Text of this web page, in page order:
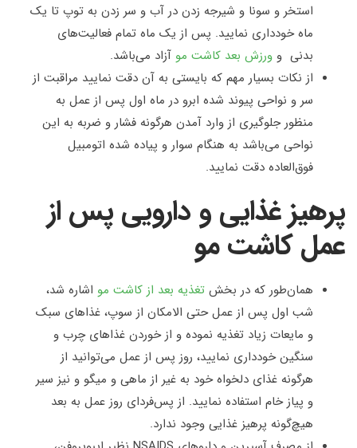
استخر و سونا و شیرجه زدن در آب و سر زدن به توپ تا یک
ماه خودداری نمایید. پس از یک ماه تمام فعالیت‌های
بدنی و ورزش بعد کاشت مو آزاد می‌باشد.
از نکات بسیار مهم که بایستی به آن دقت نمایید مراقبت از
سر و نواحی پیوند شده ابرو در ماه اول پس از عمل به
منظور جلوگیری از وارد آمدن هرگونه فشار و ضربه به این
نواحی می‌باشد به هنگام سوار و پیاده شده اتومبیل
فوق‌العاده دقت نمایید.
پرهیز غذایی و دارویی پس از
عمل کاشت مو
همان‌طور که در بخش تغذیه بعد از کاشت مو اشاره شد،
شب اول پس از عمل حتی الامکان از سوپ، غذاهای سبک
و مایعات زیاد تغذیه نموده و از خوردن غذاهای چرب و
سنگین خودداری نمایید، روز پس از عمل می‌توانید از
هرگونه غذای دلخواه خود به غیر از ماهی و میگو و نیز سیر
و پیاز خام استفاده نمایید. از پس‌فردای روز عمل به بعد
هیچ‌گونه پرهیز غذایی وجود ندارد.